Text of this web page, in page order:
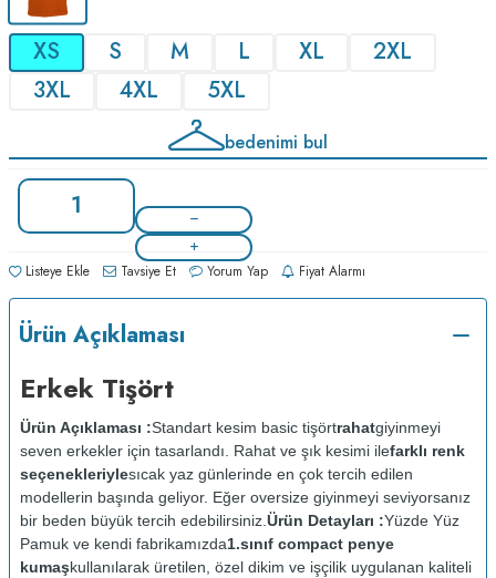
XS S M L XL
2XL
3XL
4XL 5XL
bedenimi bul
Listeye Ekle Tavsiye Et Yorum Yap Fiyat Alarmı
Ürün Açıklaması
Erkek Tişört
Ürün Açıklaması :Standart kesim basic tişörtrahatgiyinmeyi
seven erkekler için tasarlandı. Rahat ve şık kesimi ilefarklı renk
seçenekleriylesıcak yaz günlerinde en çok tercih edilen
modellerin başında geliyor. Eğer oversize giyinmeyi seviyorsanız
bir beden büyük tercih edebilirsiniz. Ürün Detayları :Yüzde Yüz
Pamuk ve kendi fabrikamızda1.sınıf compact penye
kumaşkullanılarak üretilen, özel dikim ve işçilik uygulanan kaliteli